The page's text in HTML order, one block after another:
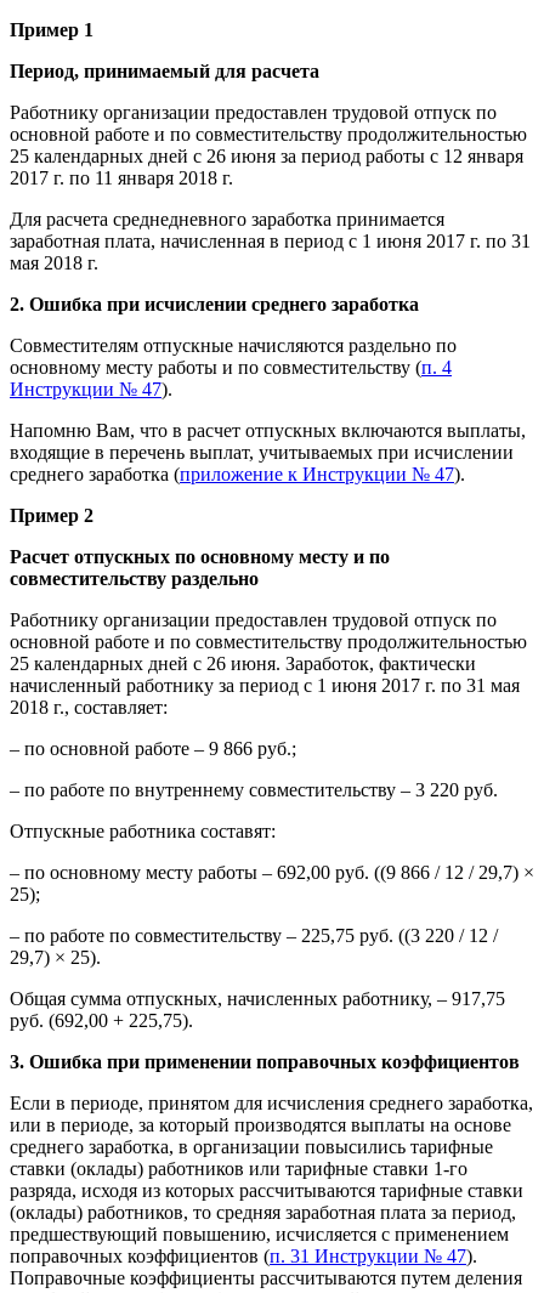
Пример 1
Период, принимаемый для расчета
Работнику организации предоставлен трудовой отпуск по
основной работе и по совместительству продолжительностью
25 календарных дней с 26 июня за период работы с 12 января
2017 г. по 11 января 2018 г.
Для расчета среднедневного заработка принимается
заработная плата, начисленная в период с 1 июня 2017 г. по 31
мая 2018 г.
2. Ошибка при исчислении среднего заработка
Совместителям отпускные начисляются раздельно по
основному месту работы и по совместительству (п. 4
Инструкции № 47).
Напомню Вам, что в расчет отпускных включаются выплаты,
входящие в перечень выплат, учитываемых при исчислении
среднего заработка (приложение к Инструкции № 47).
Пример 2
Расчет отпускных по основному месту и по
совместительству раздельно
Работнику организации предоставлен трудовой отпуск по
основной работе и по совместительству продолжительностью
25 календарных дней с 26 июня. Заработок, фактически
начисленный работнику за период с 1 июня 2017 г. по 31 мая
2018 г., составляет:
– по основной работе – 9 866 руб.;
– по работе по внутреннему совместительству – 3 220 руб.
Отпускные работника составят:
– по основному месту работы – 692,00 руб. ((9 866 / 12 / 29,7) ×
25);
– по работе по совместительству – 225,75 руб. ((3 220 / 12 /
29,7) × 25).
Общая сумма отпускных, начисленных работнику, – 917,75
руб. (692,00 + 225,75).
3. Ошибка при применении поправочных коэффициентов
Если в периоде, принятом для исчисления среднего заработка,
или в периоде, за который производятся выплаты на основе
среднего заработка, в организации повысились тарифные
ставки (оклады) работников или тарифные ставки 1-го
разряда, исходя из которых рассчитываются тарифные ставки
(оклады) работников, то средняя заработная плата за период,
предшествующий повышению, исчисляется с применением
поправочных коэффициентов (п. 31 Инструкции № 47).
Поправочные коэффициенты рассчитываются путем деления